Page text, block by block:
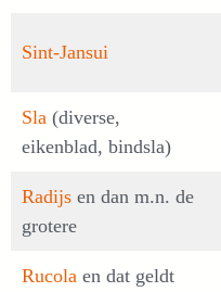
Sint-Jansui
Sla (diverse,
eikenblad, bindsla)
Radijs en dan m.n. de
grotere
Rucola en dat geldt